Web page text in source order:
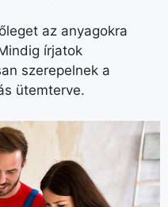
az anyagokra
írjatok
szerepelnek a
ütemterve.